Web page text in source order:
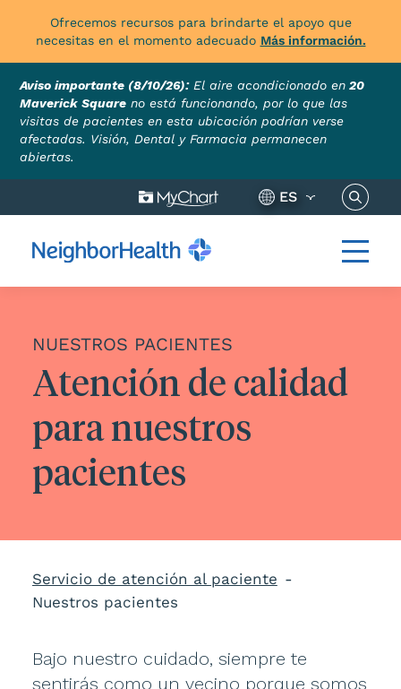
Ofrecemos recursos para brindarte el apoyo que
necesitas en el momento adecuado Más información.
Aviso importante (8/10/26):El aire acondicionado en 20
Maverick Square no está funcionando, por lo que las
visitas de pacientes en esta ubicación podrían verse
afectadas. Visión, Dental y Farmacia permanecen
abiertas.
ES Buscar
NUESTROS PACIENTES
Atención de calidad
para nuestros
pacientes
Servicio de atención al paciente
Nuestros pacientes
Bajo nuestro cuidado, siempre te
sentirás como un vecino porque somos